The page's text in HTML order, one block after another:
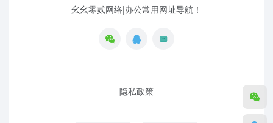
幺幺零贰网络|办公常用网址导航！
隐私政策